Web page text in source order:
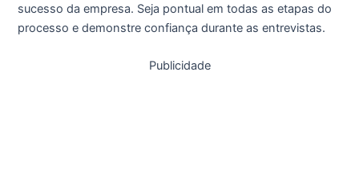
sucesso da empresa. Seja pontual em todas as etapas do
processo e demonstre confiança durante as entrevistas.
Publicidade